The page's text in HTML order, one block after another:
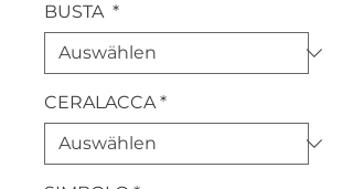
BUSTA *
CERALACCA *